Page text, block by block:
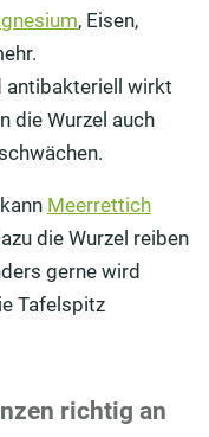
, Eisen,
antibakteriell wirkt
die Wurzel auch
Meerrettich
die Wurzel reiben
gerne wird
Tafelspitz
richtig an